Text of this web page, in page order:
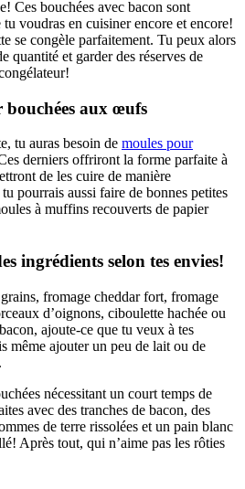
Ces bouchées avec bacon sont
voudras en cuisiner encore et encore!
se congèle parfaitement. Tu peux alors
quantité et garder des réserves de
bouchées aux œufs
tu auras besoin de moules pour
derniers offriront la forme parfaite à
de les cuire de manière
pourrais aussi faire de bonnes petites
à muffins recouverts de papier
ingrédients selon tes envies!
fromage cheddar fort, fromage
d’oignons, ciboulette hachée ou
ajoute-ce que tu veux à tes
même ajouter un peu de lait ou de
nécessitant un court temps de
avec des tranches de bacon, des
de terre rissolées et un pain blanc
Après tout, qui n’aime pas les rôties